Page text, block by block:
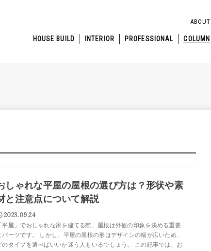
HOUSE BUILD INTERIOR PROFESSIONAL COLUMN
ABOUT
しゃれな平屋の屋根の選び方は？形状や素
と注意点について解説
2023.09.24
平屋」でおしゃれな家を建てる際、屋根は外観の印象を決める重要
パーツです。 しかし、平屋の屋根の形はデザインの幅が広いため、
のタイプを選べばいいか迷う人もいるでしょう。 この記事では、お